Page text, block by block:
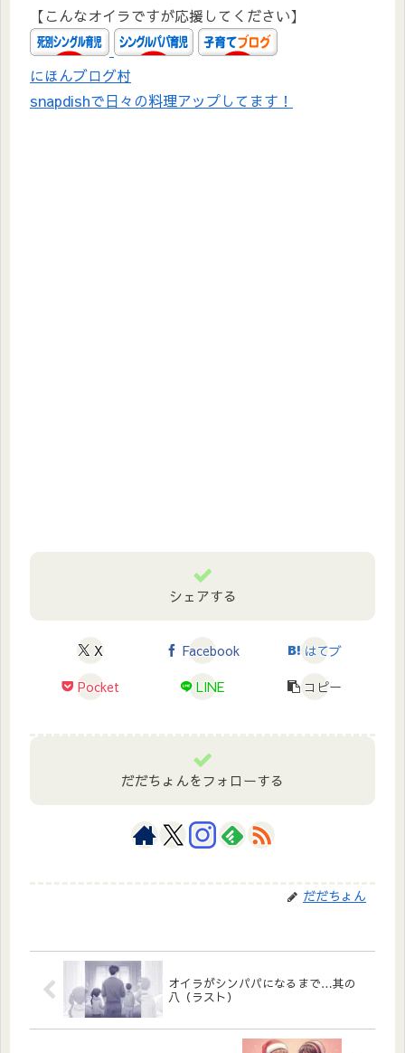
【こんなオイラですが応援してください】
にほんブログ村
snapdishで日々の料理アップしてます！
シェアする
X Facebook
はてブ
Pocket
LINE コピー
だだちょんをフォローする
だだちょん
オイラがシンパパになるまで…其の
八（ラスト）